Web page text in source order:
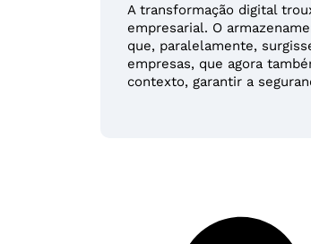
A transformação digital
empresarial. O
que, paralelamente,
empresas, que agora
contexto, garantir a